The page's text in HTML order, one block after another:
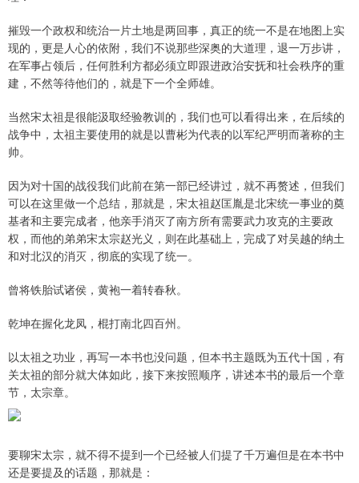
摧毁一个政权和统治一片土地是两回事，真正的统一不是在地图上实
现的，更是人心的依附，我们不说那些深奥的大道理，退一万步讲，
在军事占领后，任何胜利方都必须立即跟进政治安抚和社会秩序的重
建，不然等待他们的，就是下一个全师雄。
当然宋太祖是很能汲取经验教训的，我们也可以看得出来，在后续的
战争中，太祖主要使用的就是以曹彬为代表的以军纪严明而著称的主
帅。
因为对十国的战役我们此前在第一部已经讲过，就不再赘述，但我们
可以在这里做一个总结，那就是，宋太祖赵匡胤是北宋统一事业的奠
基者和主要完成者，他亲手消灭了南方所有需要武力攻克的主要政
权，而他的弟弟宋太宗赵光义，则在此基础上，完成了对吴越的纳土
和对北汉的消灭，彻底的实现了统一。
曾将铁胎试诸侯，黄袍一着转春秋。
乾坤在握化龙凤，棍打南北四百州。
以太祖之功业，再写一本书也没问题，但本书主题既为五代十国，有
关太祖的部分就大体如此，接下来按照顺序，讲述本书的最后一个章
节，太宗章。
要聊宋太宗，就不得不提到一个已经被人们提了千万遍但是在本书中
还是要提及的话题，那就是：